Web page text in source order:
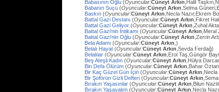
Babasının Oğlu (Oyuncular:Cüneyt Arkın ,Halil
Babanın Suçu (Oyuncular:Cüneyt Arkın ,Selma
Baskın (Oyuncular:Cüneyt Arkın ,Necla Nazır,Ekrem
Battal Gazi Destanı (Oyuncular:Cüneyt Arkın ,Fikret
Battal Gazi Geliyor (Oyuncular:Cüneyt Arkın ,Zuhal
Battal Gazi'nin İntikamı (Oyuncular:Cüneyt Arkın
Battal Gazi'nin Oğlu (Oyuncular:Cüneyt Arkın ,Zerrin
Bela Adamı (Oyuncular:Cüneyt Arkın ,)
Belalı Hayat (Oyuncular:Cüneyt Arkın ,Sevda Ferdağ)
Belalılar (Oyuncular:Cüneyt Arkın ,Erol Taş,Güngör
Beş Ateşli Kadın (Oyuncular:Cüneyt Arkın ,Hülya
Bin Defa Ölürüm (Oyuncular:Cüneyt Arkın ,Bahar
Bir Kaç Güzel Gün İçin (Oyuncular:Cüneyt Arkın
Bir Şoförün Gizli Defteri (Oyuncular:Cüneyt Arkın
Bırakın Yaşasınlar (Oyuncular:Cüneyt Arkın ,Bilun
Bırakın Yaşayalım (Oyuncular:Cüneyt Arkın ,Necla